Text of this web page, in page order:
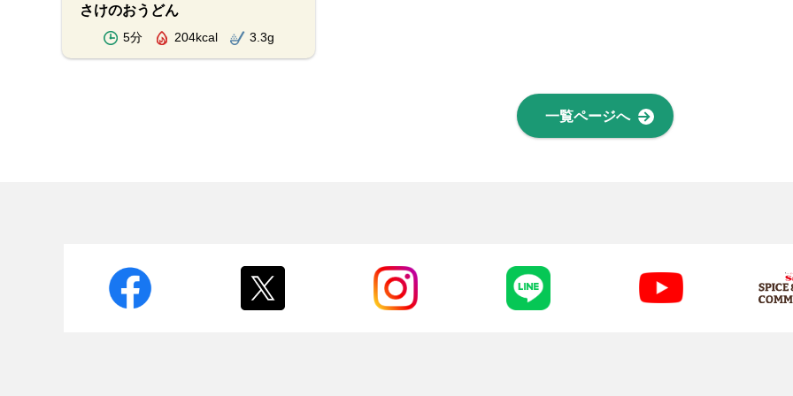
さけのおうどん
5分 204kcal 3.3g
一覧ページへ